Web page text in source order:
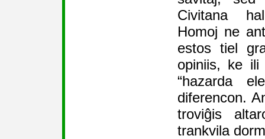
Civitana
Homoj ne
estos tiel
opiniis, ke
“hazarda
diferencon.
troviĝis
trankvila